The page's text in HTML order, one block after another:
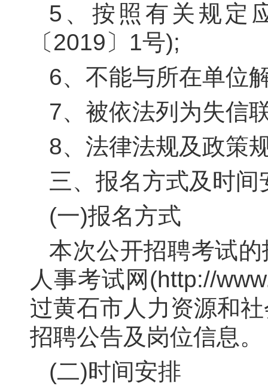
5 、按照有关规定
〔 2019 〕 1号);
6、不能与所在单位
7、被依法列为失信
8、法律法规及政策
三、报名方式及时间
(一)报名方式
本次公开招聘考试
人事考试网(http://
过黄石市人力资源和
招聘公告及岗位信息。
(二)时间安排